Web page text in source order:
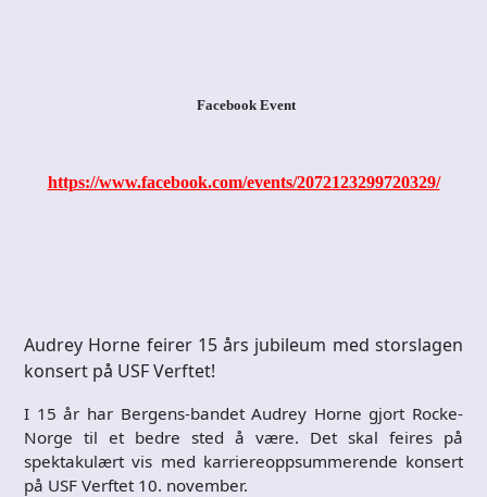
Facebook Event
https://www.facebook.com/events/2072123299720329/
Audrey Horne feirer 15 års jubileum med storslagen
konsert på USF Verftet!
I 15 år har Bergens-bandet Audrey Horne gjort Rocke-
Norge til et bedre sted å være. Det skal feires på
spektakulært vis med karriereoppsummerende konsert
på USF Verftet 10. november.